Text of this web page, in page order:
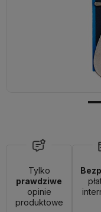
Tylko
prawdziwe
opinie
produktowe